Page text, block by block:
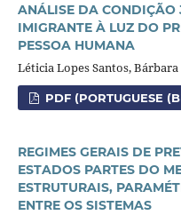
ANÁLISE DA
IMIGRANTE À LUZ DO
PESSOA HUMANA
Léticia Lopes Santos,
PDF (PORTUGUESE
REGIMES GERAIS DE
ESTADOS PARTES DO
ESTRUTURAIS,
ENTRE OS SISTEMAS